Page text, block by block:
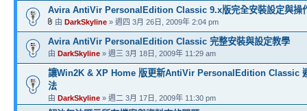
Avira AntiVir PersonalEdition Classic 9.x版完全安裝設定與操
由 DarkSkyline » 週四 3月 26日, 2009年 2:04 pm
Avira AntiVir PersonalEdition Classic 完整安裝與設定教學
由 DarkSkyline » 週三 3月 18日, 2009年 11:29 am
讓Win2K & XP Home 版更新AntiVir PersonalEdition Classic
法
由 DarkSkyline » 週二 3月 17日, 2009年 11:30 pm